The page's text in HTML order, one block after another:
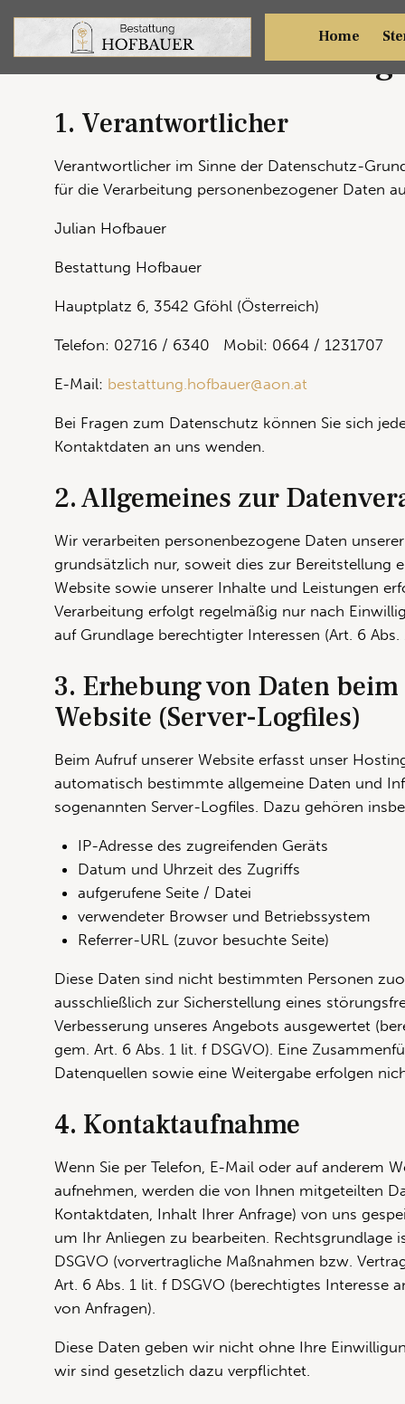
Home
Datenschutzerklärung
1. Verantwortlicher
Verantwortlicher im Sinne der Datenschutz-
für die Verarbeitung personenbezogener Daten
Julian Hofbauer
Bestattung Hofbauer
Hauptplatz 6, 3542 Gföhl (Österreich)
Telefon: 02716 / 6340 Mobil: 0664 / 1231707
E-Mail: bestattung.hofbauer@aon.at
Bei Fragen zum Datenschutz können Sie sich
Kontaktdaten an uns wenden.
2. Allgemeines zur
Wir verarbeiten personenbezogene Daten
grundsätzlich nur, soweit dies zur Bereitstellung
Website sowie unserer Inhalte und Leistungen
Verarbeitung erfolgt regelmäßig nur nach
auf Grundlage berechtigter Interessen (Art. 6 Abs.
3. Erhebung von Daten
Website (Server-Logfiles)
Beim Aufruf unserer Website erfasst unser
automatisch bestimmte allgemeine Daten und
sogenannten Server-Logfiles. Dazu gehören
IP-Adresse des zugreifenden Geräts
Datum und Uhrzeit des Zugriffs
aufgerufene Seite / Datei
verwendeter Browser und Betriebssystem
Referrer-URL (zuvor besuchte Seite)
Diese Daten sind nicht bestimmten Personen
ausschließlich zur Sicherstellung eines
Verbesserung unseres Angebots ausgewertet
gem. Art. 6 Abs. 1 lit. f DSGVO). Eine
Datenquellen sowie eine Weitergabe erfolgen
4. Kontaktaufnahme
Wenn Sie per Telefon, E-Mail oder auf anderem
aufnehmen, werden die von Ihnen mitgeteilten
Kontaktdaten, Inhalt Ihrer Anfrage) von uns
um Ihr Anliegen zu bearbeiten. Rechtsgrundlage
DSGVO (vorvertragliche Maßnahmen bzw.
Art. 6 Abs. 1 lit. f DSGVO (berechtigtes Interesse
von Anfragen).
Diese Daten geben wir nicht ohne Ihre
wir sind gesetzlich dazu verpflichtet.